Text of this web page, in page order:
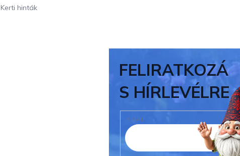
Kerti hinták
FELIRATKOZÁ
S HÍRLEVÉLRE
E-MAIL